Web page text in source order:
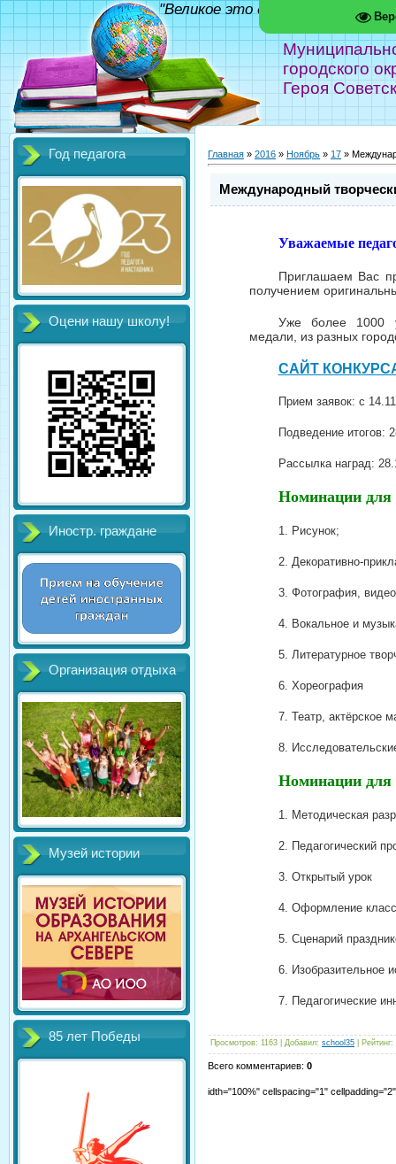
городского
Героя
"Великое это дело - школа!"
Год педагога
Оцени нашу школу!
Иностр. граждане
Организация отдыха
Музей истории
85 лет Победы
Главная » 2016 » Ноябрь » 17 »
Международный
Уважаемые
Приглашаем Вас
получением
Уже более 1000
медали, из разных
САЙТ
Прием заявок: с
Подведение итогов:
Рассылка наград:
Номинации для
1. Рисунок;
2. Декоративно-
3. Фотография,
4. Вокальное и
5. Литературное
6. Хореография
7. Театр, актёрское
8.
Номинации для
1. Методическая
2. Педагогический
3. Открытый урок
4. Оформление
5. Сценарий
6. Изобразительное
7. Педагогические
Просмотров: 1163 Добавил: school35 Рейтинг:
Всего комментариев: 0
idth="100%" cellspacing="1"